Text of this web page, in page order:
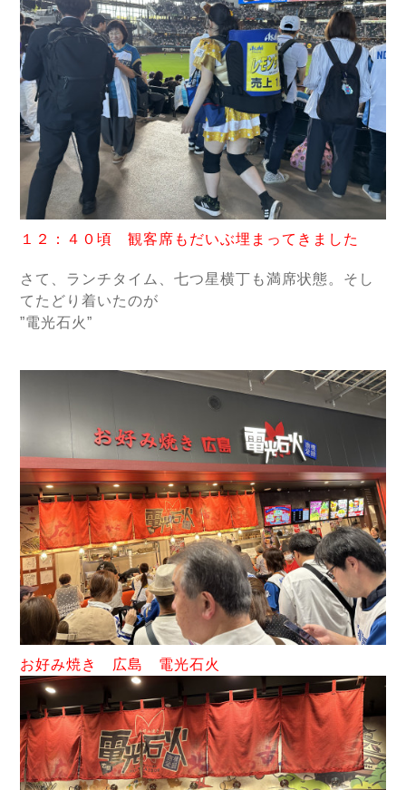
１２：４０頃 観客席もだいぶ埋まってきました
さて、ランチタイム、七つ星横丁も満席状態。そし
てたどり着いたのが
”電光石火”
お好み焼き 広島 電光石火